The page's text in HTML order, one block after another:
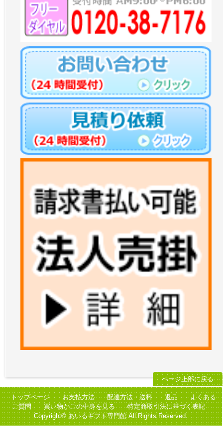
ページ上部に戻る
トップページ お支払方法 配達方法・送料 返品
よくある
ご質問
買い物かごの中身を見る
特定商取引法に基づく表記
Copyright© あいるギフト専門館 All Rights Reserved.